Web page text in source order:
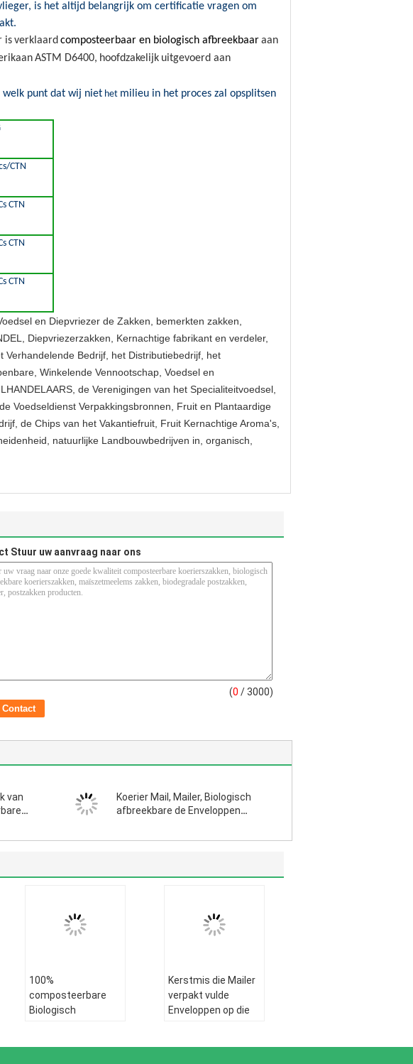
is het altijd belangrijk om certificatie vragen om
isverklaard composteerbaar en biologisch afbreekbaaraan
ASTM D6400, hoofdzakelijk uitgevoerd aan
welk punt dat wij niet het milieu in het proces zal opsplitsen
CTN
CTN
CTN
CTN
en Diepvriezer de Zakken, bemerkten zakken,
Diepvriezerzakken, Kernachtige fabrikant en verdeler,
Bedrijf, het Distributiebedrijf, het
Winkelende Vennootschap, Voedsel en
de Verenigingen van het Specialiteitvoedsel,
Voedseldienst Verpakkingsbronnen, Fruit en Plantaardige
de Chips van het Vakantiefruit, Fruit Kernachtige Aroma's,
natuurlijke Landbouwbedrijven in, organisch,
Stuur uw aanvraag naar ons
(0 / 3000)
van
Koerier Mail, Mailer, Biologisch
afbreekbare de Enveloppen
100%
composteerbare
Biologisch
Kerstmis die Mailer
verpakt vulde
Enveloppen op die